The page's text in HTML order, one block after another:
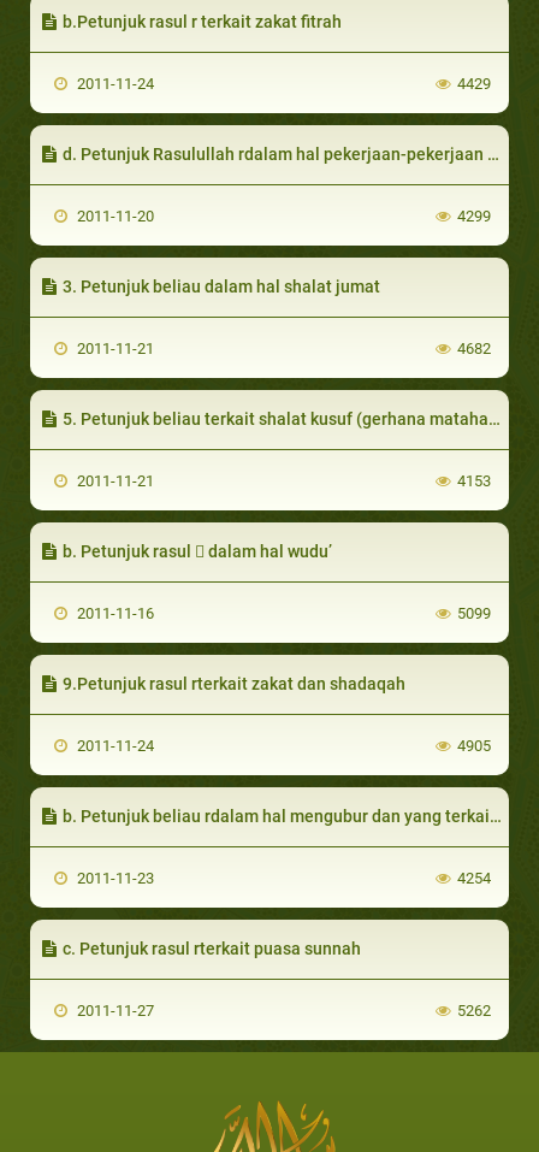
b.Petunjuk rasul r terkait zakat fitrah
2011-11-24 4429
d. Petunjuk Rasulullah rdalam hal pekerjaan-pekerjaan beliau setelah shalat.
2011-11-20 4299
3. Petunjuk beliau dalam hal shalat jumat
2011-11-21 4682
5. Petunjuk beliau terkait shalat kusuf (gerhana matahari)
2011-11-21 4153
b. Petunjuk rasul  dalam hal wudu’
2011-11-16 5099
9.Petunjuk rasul rterkait zakat dan shadaqah
2011-11-24 4905
b. Petunjuk beliau rdalam hal mengubur dan yang terkait denganya
2011-11-23 4254
c. Petunjuk rasul rterkait puasa sunnah
2011-11-27 5262